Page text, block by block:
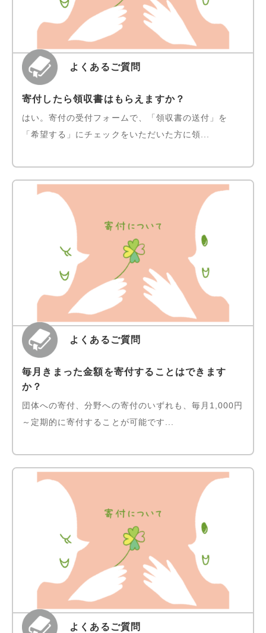
よくあるご質問
寄付したら領収書はもらえますか？
はい。寄付の受付フォームで、「領収書の送付」を
「希望する」にチェックをいただいた方に領...
よくあるご質問
毎月きまった金額を寄付することはできます
か？
団体への寄付、分野への寄付のいずれも、毎月1,000円
～定期的に寄付することが可能です...
よくあるご質問